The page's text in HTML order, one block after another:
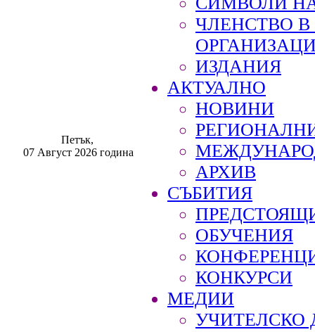
Петък,
07 Август 2026 година
ЧЛЕНСТВО
ИЗДАНИЯ
АКТУАЛНО
НОВИНИ
АРХИВ
СЪБИТИЯ
ОБУЧЕНИЯ
КОНКУРСИ
МЕДИИ
УЧИТЕЛСКО